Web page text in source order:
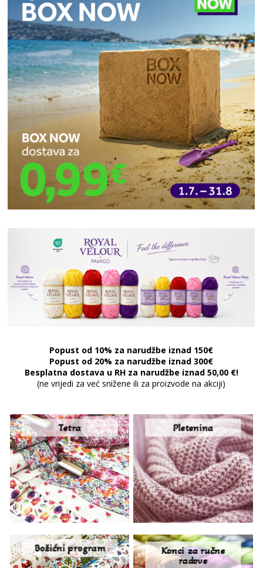
Popust od 10% za narudžbe iznad 150€
Popust od 20% za narudžbe iznad 300€
Besplatna dostava u RH za narudžbe iznad 50,00 €!
(ne vrijedi za već snižene ili za proizvode na akciji)
Tetra
Božićni program
Pletenina
Konci za ručne
radove